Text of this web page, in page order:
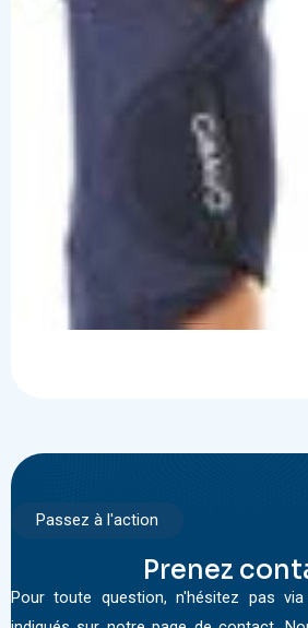
Passez à l'action
Prenez
Pour toute question, n'hésitez pas